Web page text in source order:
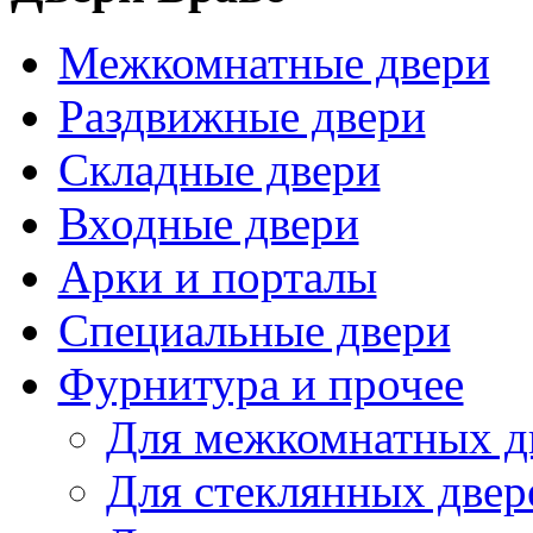
Межкомнатные двери
Раздвижные двери
Складные двери
Входные двери
Арки и порталы
Специальные двери
Фурнитура и прочее
Для межкомнатных
Для стеклянных